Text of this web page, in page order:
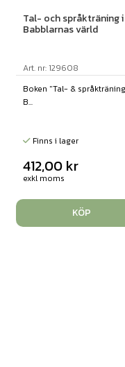
Tal- och språkträning i
Babblarnas värld
Art. nr: 129608
Boken "Tal- &
B...
Finns i lager
412,00 kr
exkl moms
KÖP